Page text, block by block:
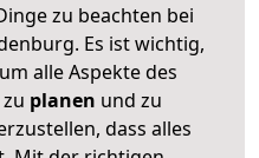
zu beachten bei
Es ist wichtig,
alle Aspekte des
zu planen und zu
dass alles